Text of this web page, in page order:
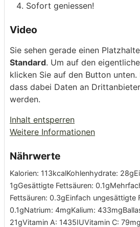
Sofort geniessen!
Video
Sie sehen gerade einen
Standard. Um auf den
klicken Sie auf den Button unten.
dass dabei Daten an
werden.
Inhalt entsperren
Weitere Informationen
Nährwerte
Kalorien: 113kcalKohlenhydrate: 28g
1gGesättigte Fettsäuren: 0.1g
Fettsäuren: 0.3gEinfach ungesättigte
0.1gNatrium: 4mgKalium: 433mg
21gVitamin A: 1435IUVitamin C: 79mg